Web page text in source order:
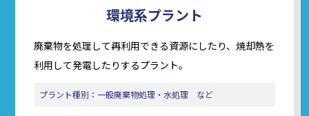
環境系プラント
廃棄物を処理して再利用できる資源にしたり、焼却熱を
利用して発電したりするプラント。
プラント種別：一般廃棄物処理・水処理 など